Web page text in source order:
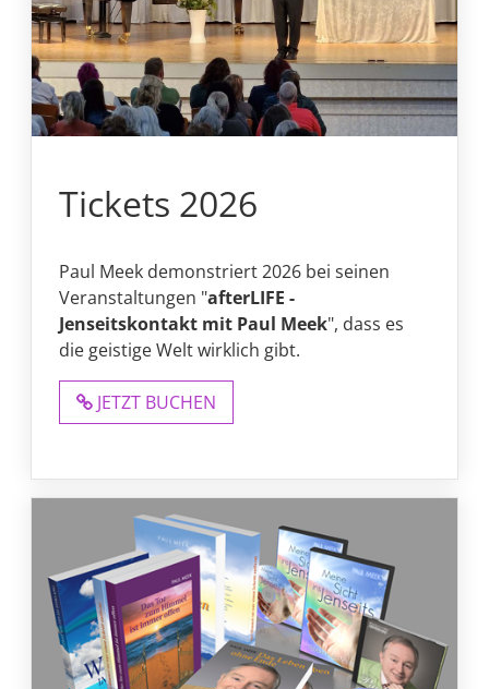
Tickets 2026
Paul Meek demonstriert 2026 bei seinen
Veranstaltungen "afterLIFE -
Jenseitskontakt mit Paul Meek", dass es
die geistige Welt wirklich gibt.
JETZT BUCHEN